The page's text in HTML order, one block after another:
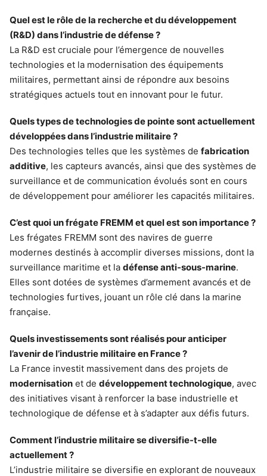
Quel est le rôle de la recherche et du développement
(R&D) dans l’industrie de défense ?
La R&D est cruciale pour l’émergence de nouvelles
technologies et la modernisation des équipements
militaires, permettant ainsi de répondre aux besoins
stratégiques actuels tout en innovant pour le futur.
Quels types de technologies de pointe sont actuellement
développées dans l’industrie militaire ?
Des technologies telles que les systèmes de fabrication
additive, les capteurs avancés, ainsi que des systèmes de
surveillance et de communication évolués sont en cours
de développement pour améliorer les capacités militaires.
C’est quoi un frégate FREMM et quel est son importance ?
Les frégates FREMM sont des navires de guerre
modernes destinés à accomplir diverses missions, dont la
surveillance maritime et la défense anti-sous-marine.
Elles sont dotées de systèmes d’armement avancés et de
technologies furtives, jouant un rôle clé dans la marine
française.
Quels investissements sont réalisés pour anticiper
l’avenir de l’industrie militaire en France ?
La France investit massivement dans des projets de
modernisation et de développement technologique, avec
des initiatives visant à renforcer la base industrielle et
technologique de défense et à s’adapter aux défis futurs.
Comment l’industrie militaire se diversifie-t-elle
actuellement ?
L’industrie militaire se diversifie en explorant de nouveaux